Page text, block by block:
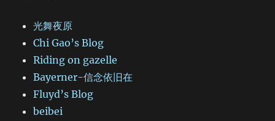
光舞夜原
Chi Gao’s Blog
Riding on gazelle
Bayerner-信念依旧在
Fluyd’s Blog
beibei